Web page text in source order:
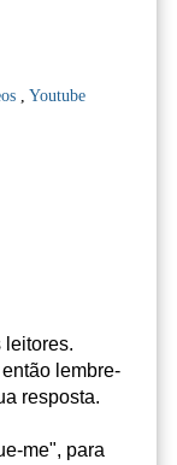
, Youtube
leitores.
lembre-
resposta.
me", para